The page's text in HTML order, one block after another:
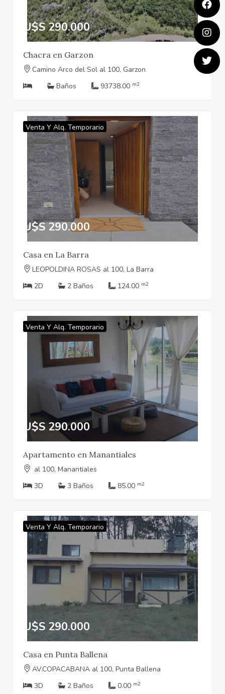
U$S 290.000
Chacra en Garzon
Camino Arco del Sol al 100, Garzon
Baños
93738.00 m2
Venta Y Alq. Temporario
U$S 290.000
Casa en La Barra
LEOPOLDINA ROSAS al 100, La Barra
2D
2 Baños 124.00 m2
Venta Y Alq. Temporario
U$S 290.000
Apartamento en Manantiales
al 100, Manantiales
3D
3 Baños 85.00 m2
Venta Y Alq. Temporario
U$S 290.000
Casa en Punta Ballena
AV.COPACABANA al 100, Punta Ballena
3D
2 Baños 0.00 m2